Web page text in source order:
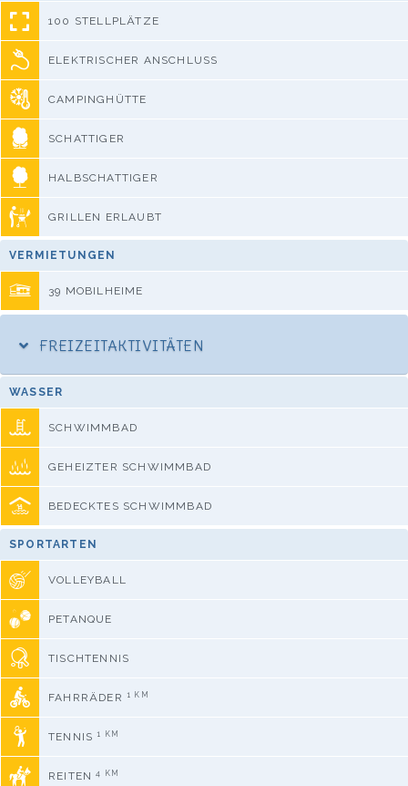
100 STELLPLÄTZE
ELEKTRISCHER ANSCHLUSS
CAMPINGHÜTTE
SCHATTIGER
HALBSCHATTIGER
GRILLEN ERLAUBT
VERMIETUNGEN
39 MOBILHEIME
FREIZEITAKTIVITÄTEN
WASSER
SCHWIMMBAD
GEHEIZTER SCHWIMMBAD
BEDECKTES SCHWIMMBAD
SPORTARTEN
VOLLEYBALL
PETANQUE
TISCHTENNIS
FAHRRÄDER 1 KM
TENNIS 1 KM
REITEN4 KM